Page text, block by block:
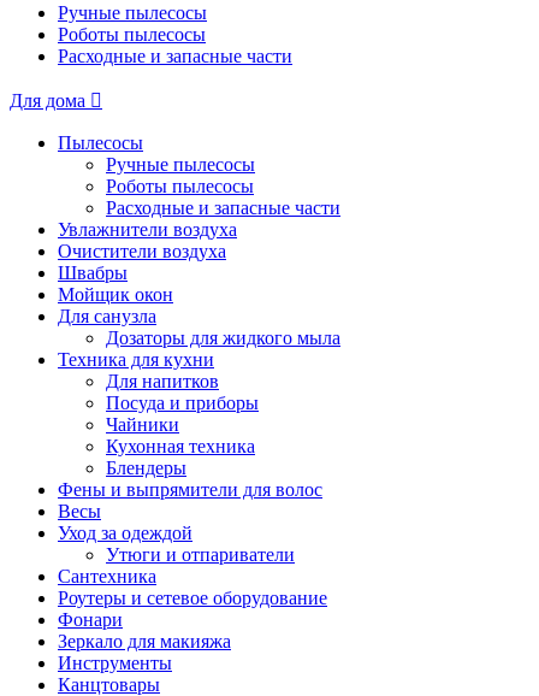
Ручные пылесосы
Роботы пылесосы
Расходные и запасные части
Для дома
Пылесосы
Ручные пылесосы
Роботы пылесосы
Расходные и запасные части
Увлажнители воздуха
Очистители воздуха
Швабры
Мойщик окон
Для санузла
Дозаторы для жидкого мыла
Техника для кухни
Для напитков
Посуда и приборы
Чайники
Кухонная техника
Блендеры
Фены и выпрямители для волос
Весы
Уход за одеждой
Утюги и отпариватели
Сантехника
Роутеры и сетевое оборудование
Фонари
Зеркало для макияжа
Инструменты
Канцтовары